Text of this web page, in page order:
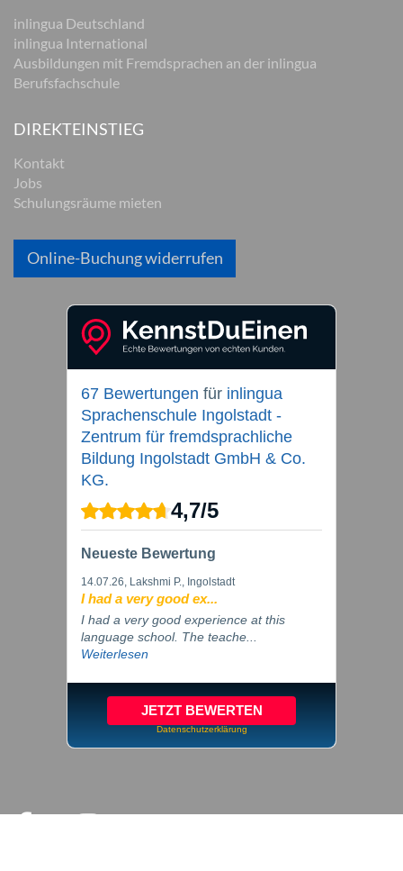
inlingua Deutschland
inlingua International
Ausbildungen mit Fremdsprachen an der inlingua
Berufsfachschule
DIREKTEINSTIEG
Kontakt
Jobs
Schulungsräume mieten
Online-Buchung widerrufen
67 Bewertungen für inlingua
Sprachenschule Ingolstadt -
Zentrum für fremdsprachliche
Bildung Ingolstadt GmbH & Co.
KG.
4,7/5
Neueste Bewertung
14.07.26, Lakshmi P., Ingolstadt
I had a very good ex...
I had a very good experience at this
language school. The teache...
Weiterlesen
JETZT BEWERTEN
Datenschutzerklärung